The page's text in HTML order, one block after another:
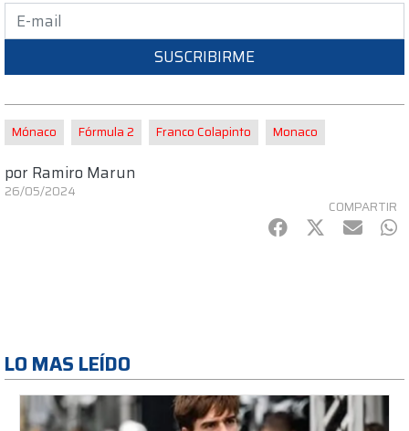
SUSCRIBIRME
Mónaco Fórmula 2 Franco Colapinto Monaco
por Ramiro Marun
26/05/2024
COMPARTIR
Facebook
Twitter
mail
LO MAS LEÍDO